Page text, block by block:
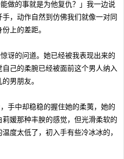
做的事就是为他复仇？」我一边说
，动作自然到仿佛我们就像一对同
上的差距。
讶的问道。她已经被我表现出来的
己的柔腕已经被面前这个男人纳入
男朋友。
手中却稳稳的握住她的柔荑，她的
媛那种丰腴的感觉，但光滑柔软的
度太低了，初入手有些冷冰冰的，